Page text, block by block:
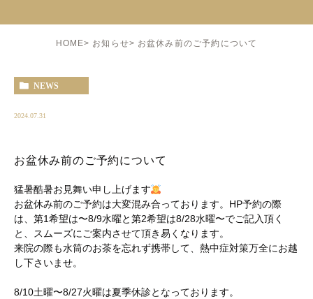
HOME お知らせ お盆休み前のご予約について
NEWS
2024.07.31
お盆休み前のご予約について
猛暑酷暑お見舞い申し上げます
お盆休み前のご予約は大変混み合っております。HP予約の際
は、第1希望は〜8/9水曜と第2希望は8/28水曜〜でご記入頂く
と、スムーズにご案内させて頂き易くなります。
来院の際も水筒のお茶を忘れず携帯して、熱中症対策万全にお越
し下さいませ。
8/10土曜〜8/27火曜は夏季休診となっております。